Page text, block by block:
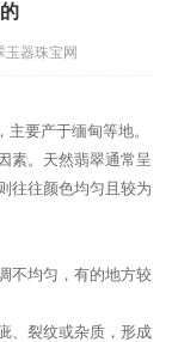
玉器珠宝网
要产于缅甸等地。
素。天然翡翠通常呈
往往颜色均匀且较为
不均匀，有的地方较
、裂纹或杂质，形成